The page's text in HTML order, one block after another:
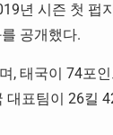
년 시즌 첫 펍
를 공개했다.
, 태국이 74포
표팀이 26킬